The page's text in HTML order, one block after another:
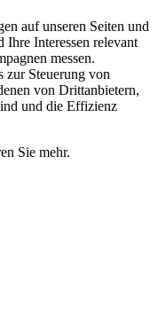
auf unseren Seiten und
Interessen relevant
messen.
zur Steuerung von
von Drittanbietern,
und die Effizienz
Sie mehr.